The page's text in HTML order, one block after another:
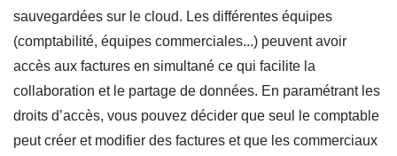
sauvegardées sur le cloud. Les différentes équipes
(comptabilité, équipes commerciales...) peuvent avoir
accès aux factures en simultané ce qui facilite la
collaboration et le partage de données. En paramétrant les
droits d’accès, vous pouvez décider que seul le comptable
peut créer et modifier des factures et que les commerciaux